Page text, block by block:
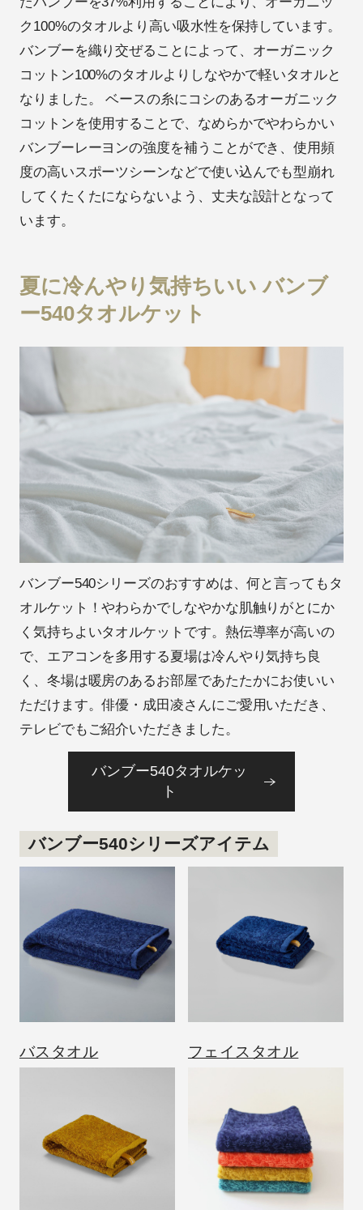
ク100%のタオルより高い吸水性を保持しています。
バンブーを織り交ぜることによって、オーガニック
コットン100%のタオルよりしなやかで軽いタオルと
なりました。 ベースの糸にコシのあるオーガニック
コットンを使用することで、なめらかでやわらかい
バンブーレーヨンの強度を補うことができ、使用頻
度の高いスポーツシーンなどで使い込んでも型崩れ
してくたくたにならないよう、丈夫な設計となって
います。
夏に冷んやり気持ちいい バンブ
ー540タオルケット
バンブー540シリーズのおすすめは、何と言ってもタ
オルケット！やわらかでしなやかな肌触りがとにか
く気持ちよいタオルケットです。熱伝導率が高いの
で、エアコンを多用する夏場は冷んやり気持ち良
く、冬場は暖房のあるお部屋であたたかにお使いい
ただけます。俳優・成田凌さんにご愛用いただき、
テレビでもご紹介いただきました。
バンブー540タオルケッ
ト
バンブー540シリーズアイテム
バスタオル フェイスタオル